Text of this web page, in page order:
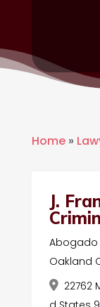
Home»
J.
Abogado
Oakland
22762